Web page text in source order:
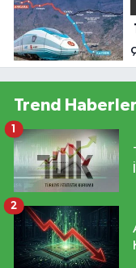
Trend Haberler
1
2